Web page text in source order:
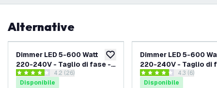
Alternative
aggiungi alla lista desideri
Dimmer LED 5-600 Watt
220-240V - Taglio di fase -
Universale - Completo
apri il cassetto delle recensioni
4.2 stelle di valutazione
4.2 (26)
Disponibile
Dimmer LED 5-600
220-240V - Taglio di
Universale -
apri il
4.3 stelle di valutazione
4.3 (6)
Disponibile